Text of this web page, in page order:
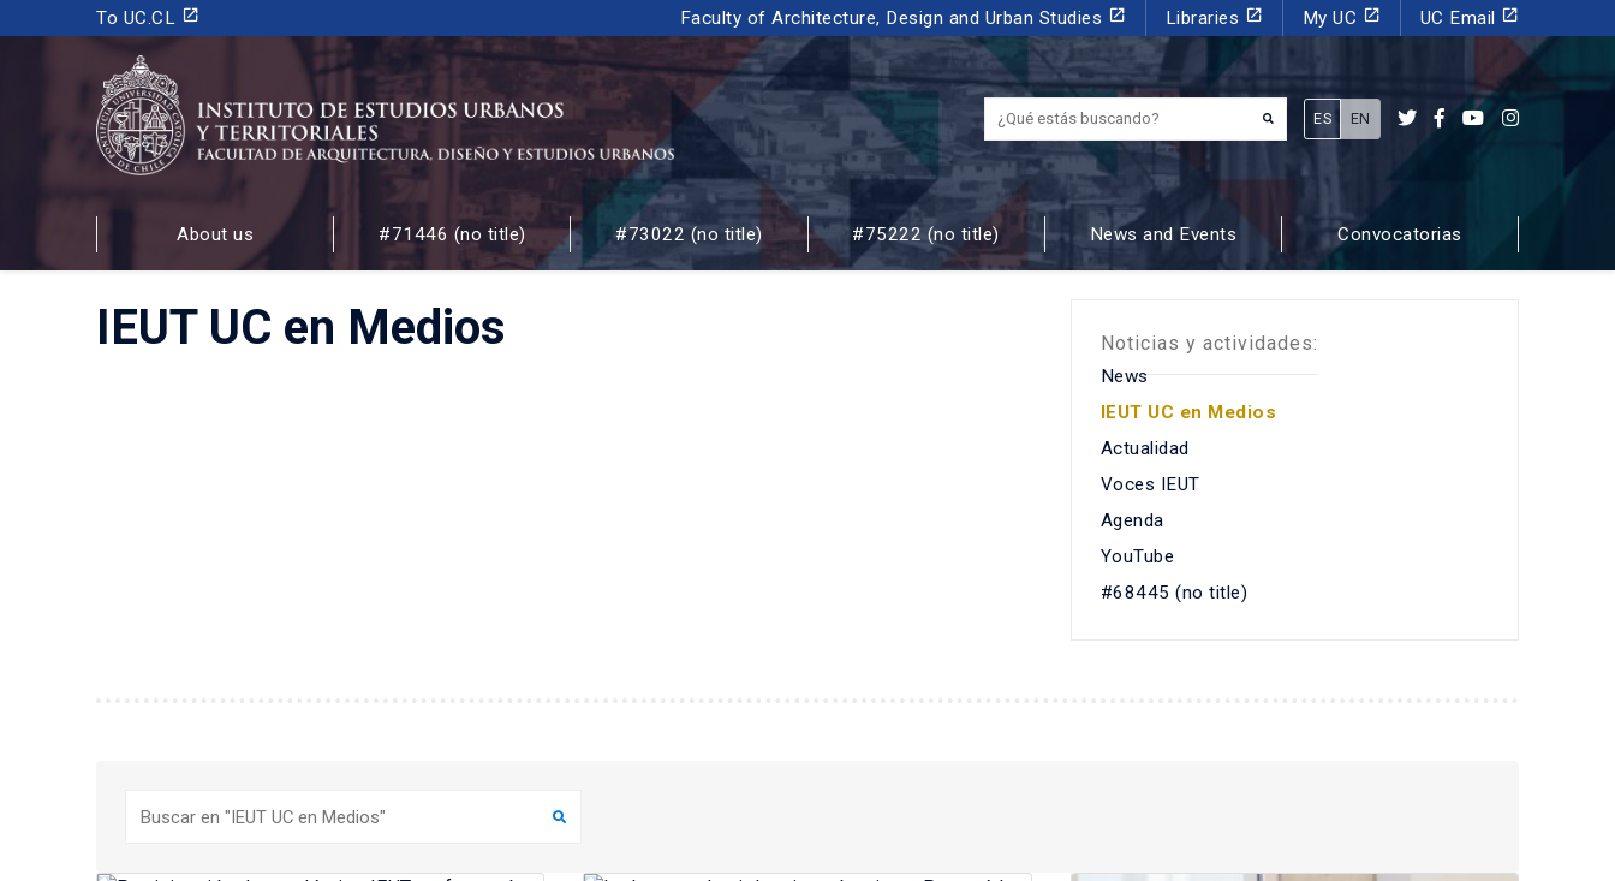
To UC.CL launch Faculty of Architecture, Design and Urban Studies launch Libraries launch My UC launch UC Email launch
INSTITUTO DE ESTUDIOS URBANOS
Y TERRITORIALES
FACULTAD DE ARQUITECTURA, DISEÑO Y ESTUDIOS URBANOS
¿Qué estás buscando?
ES EN
About us #71446 (no title) #73022 (no title) #75222 (no title) News and Events Convocatorias
IEUT UC en Medios Noticias y actividades:
News
IEUT UC en Medios
Actualidad
Voces IEUT
Agenda
YouTube
#68445 (no title)